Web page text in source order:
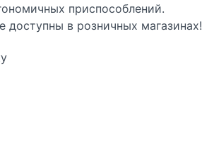
приспособлений.
доступны в розничных магазинах!